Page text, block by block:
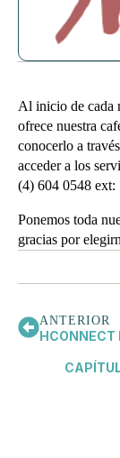
Al inicio de cada
ofrece nuestra
conocerlo a
acceder a los
(4) 604 0548 ext:
Ponemos toda
gracias por
ANTERIOR
HCONNECT